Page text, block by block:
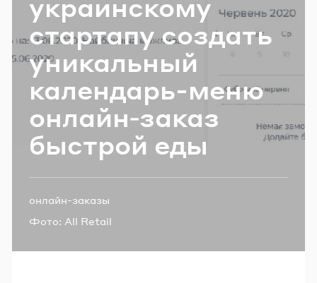
укра­ин­ско­му
стар­та­пу со­здать
уни­каль­ный
календарь-​меню
он­лайн‑заказ
быст­рой еды
Теги:
онлайн-заказы
Фото: All Retail
Email
Пароль
Забыли пароль?
ВОЙТИ